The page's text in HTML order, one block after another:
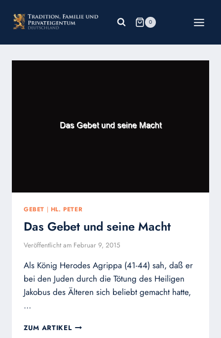
Inhalt
springen
0
GEBET | HL. PETER
Das Gebet und seine Macht
Veröffentlicht am Februar 9, 2015
Als König Herodes Agrippa (41-44) sah, daß er
bei den Juden durch die Tötung des Heiligen
Jakobus des Älteren sich beliebt gemacht hatte,
…
ZUM ARTIKEL DAS